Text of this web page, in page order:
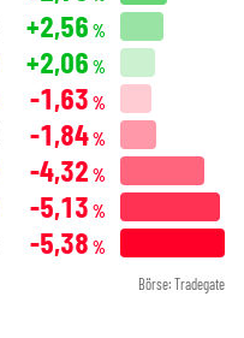
+2,56 %
+2,06 %
-1,63 %
-1,84%
-4,32 %
-5,13 %
-5,38 %
Börse: Tradegate